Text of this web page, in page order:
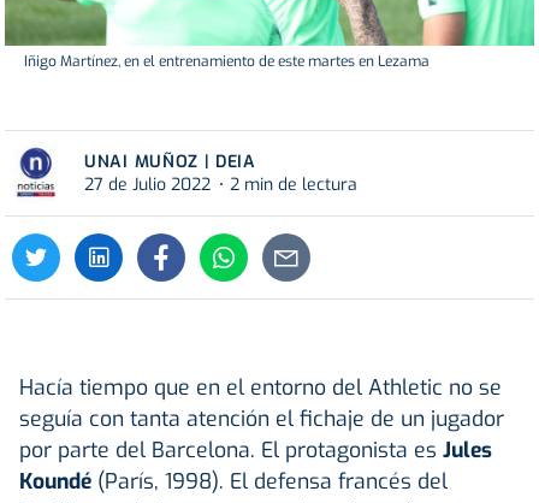
Iñigo Martínez, en el entrenamiento de este martes en Lezama
UNAI MUÑOZ | DEIA
27 de Julio 2022
2 min de lectura
Hacía tiempo que en el entorno del Athletic no se
seguía con tanta atención el fichaje de un jugador
por parte del Barcelona. El protagonista es Jules
Koundé (París, 1998). El defensa francés del